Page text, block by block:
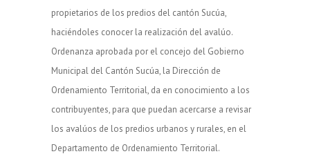
propietarios de los predios del cantón Sucúa,
haciéndoles conocer la realización del avalúo.
Ordenanza aprobada por el concejo del Gobierno
Municipal del Cantón Sucúa, la Dirección de
Ordenamiento Territorial, da en conocimiento a los
contribuyentes, para que puedan acercarse a revisar
los avalúos de los predios urbanos y rurales, en el
Departamento de Ordenamiento Territorial.